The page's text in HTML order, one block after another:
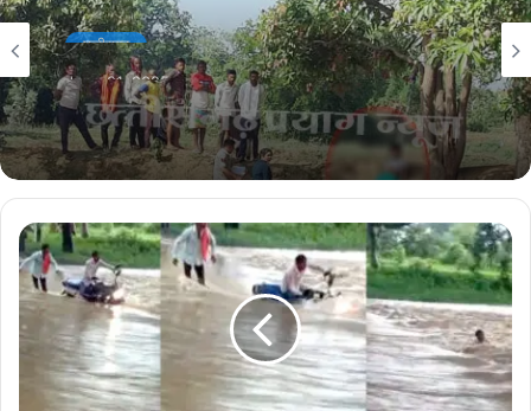
छत्तीसगढ़
June 21, 2025
छुरा ब्रेकिंग: महिला की संदिग्ध हालत में मिली
लाश, हत्या है या आत्महत्या, जांच में जुटी पुलिस